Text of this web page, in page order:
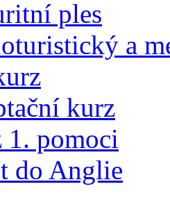
ples
a
kurz
1. pomoci
do Anglie